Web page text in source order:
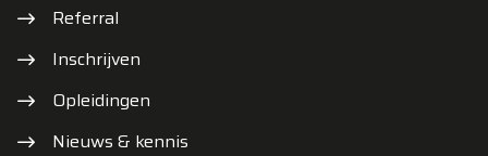
Referral
Inschrijven
Opleidingen
Nieuws & kennis